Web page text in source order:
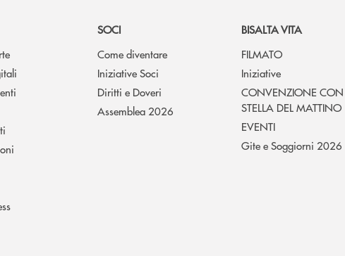
SOCI
Come diventare
Iniziative Soci
Diritti e Doveri
Assemblea 2026
BISALTA VITA
FILMATO
Iniziative
CONVENZIONE CON
STELLA DEL MATTINO
EVENTI
Gite e Soggiorni 2026